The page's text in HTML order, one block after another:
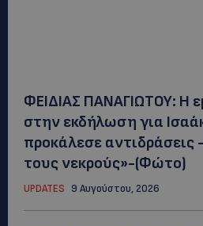
ΦΕΙΔΙΑΣ ΠΑΝΑΓΙΩΤΟΥ: Η
στην εκδήλωση για
προκάλεσε αντιδράσεις
τους νεκρούς»-(Φώτο)
UPDATES 9 Αυγούστου, 2026